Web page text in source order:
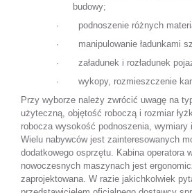
budowy;
·       podnoszenie różnych
·       manipulowanie ładunkami
·       załadunek i rozładunek
·       wykopy, rozmieszczenie
Przy wyborze należy zwrócić uwagę na
użyteczną, objętość roboczą i rozmiar
robocza wysokość podnoszenia, wymiary
Wielu nabywców jest zainteresowanych
dodatkowego osprzętu. Kabina operatora
nowoczesnych maszynach jest
zaprojektowana. W razie jakichkolwiek